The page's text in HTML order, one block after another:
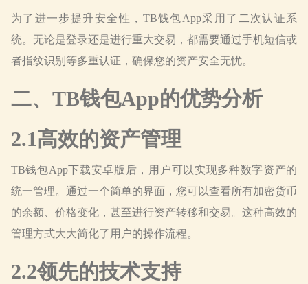
为了进一步提升安全性，TB钱包App采用了二次认证系
统。无论是登录还是进行重大交易，都需要通过手机短信或
者指纹识别等多重认证，确保您的资产安全无忧。
二、TB钱包App的优势分析
2.1高效的资产管理
TB钱包App下载安卓版后，用户可以实现多种数字资产的
统一管理。通过一个简单的界面，您可以查看所有加密货币
的余额、价格变化，甚至进行资产转移和交易。这种高效的
管理方式大大简化了用户的操作流程。
2.2领先的技术支持